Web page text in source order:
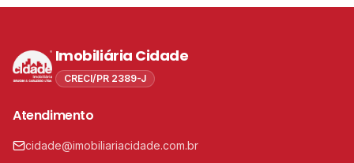
Imobiliária Cidade
CRECI/PR 2389-J
Atendimento
cidade@imobiliariacidade.com.br